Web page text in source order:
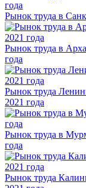
Рынок труда в
Рынок труда в
года
Рынок труда
2021 года
Рынок труда в
года
Рынок труда